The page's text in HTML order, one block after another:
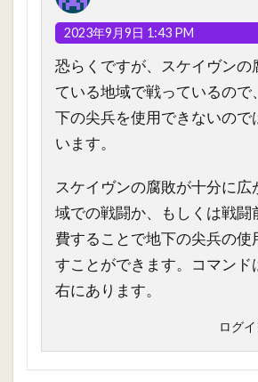
2023年9月9日 1:43 PM
恐らくですが、スケイヴンの
ている地域で戦っているので
下の尖兵を使用できないので
います。
スケイヴンの腐敗が十分に広
域での戦闘か、もしくは戦闘
費することで地下の尖兵の使
すことができます。コマンド
右にあります。
ログ